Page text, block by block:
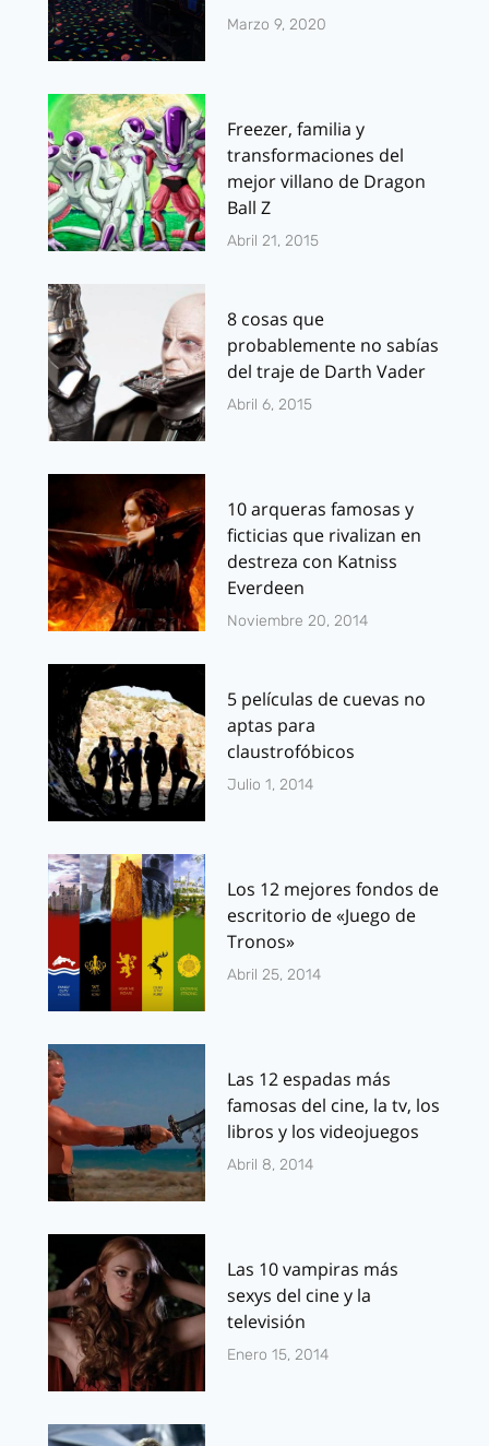
Marzo 9, 2020
Freezer, familia y
transformaciones del
mejor villano de Dragon
Ball Z
Abril 21, 2015
8 cosas que
probablemente no sabías
del traje de Darth Vader
Abril 6, 2015
10 arqueras famosas y
ficticias que rivalizan en
destreza con Katniss
Everdeen
Noviembre 20, 2014
5 películas de cuevas no
aptas para
claustrofóbicos
Julio 1, 2014
Los 12 mejores fondos de
escritorio de «Juego de
Tronos»
Abril 25, 2014
Las 12 espadas más
famosas del cine, la tv, los
libros y los videojuegos
Abril 8, 2014
Las 10 vampiras más
sexys del cine y la
televisión
Enero 15, 2014